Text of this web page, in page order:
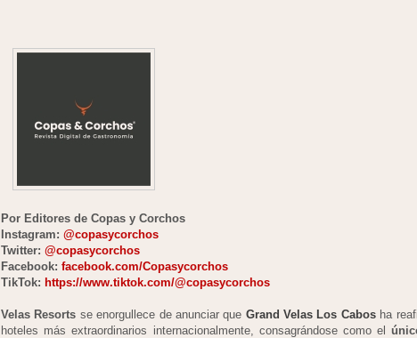
Por Editores de Copas y Corchos
Instagram: @copasycorchos
Twitter: @copasycorchos
Facebook: facebook.com/Copasycorchos
TikTok: https://www.tiktok.com/@copasycorchos
Velas Resorts se enorgullece de anunciar que Grand Velas Los Cabosha
hoteles más extraordinarios internacionalmente, consagrándose como el